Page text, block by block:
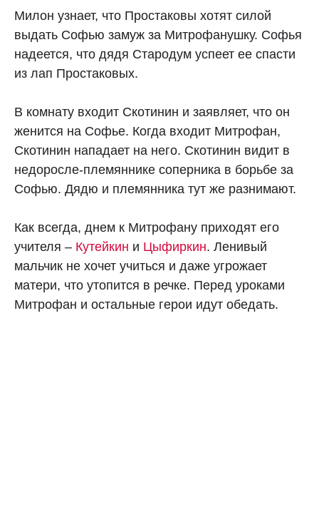
Милон узнает, что Простаковы хотят силой
выдать Софью замуж за Митрофанушку. Софья
надеется, что дядя Стародум успеет ее спасти
из лап Простаковых.
В комнату входит Скотинин и заявляет, что он
женится на Софье. Когда входит Митрофан,
Скотинин нападает на него. Скотинин видит в
недоросле-племяннике соперника в борьбе за
Софью. Дядю и племянника тут же разнимают.
Как всегда, днем к Митрофану приходят его
учителя – Кутейкин и Цыфиркин. Ленивый
мальчик не хочет учиться и даже угрожает
матери, что утопится в речке. Перед уроками
Митрофан и остальные герои идут обедать.